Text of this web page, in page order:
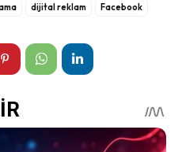
dijital reklam
Facebook